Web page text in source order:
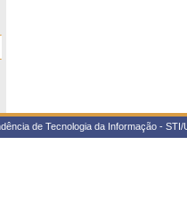
de Tecnologia da Informação -